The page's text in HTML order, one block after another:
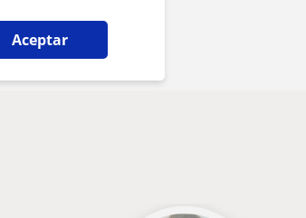
Aceptar